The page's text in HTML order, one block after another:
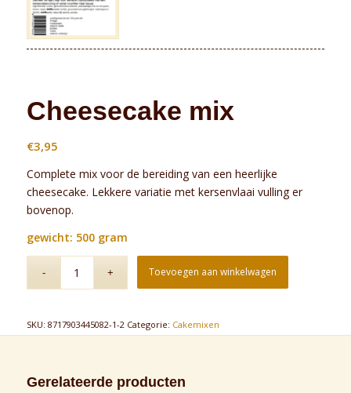
Cheesecake mix
€3,95
Complete mix voor de bereiding van een heerlijke
cheesecake. Lekkere variatie met kersenvlaai vulling er
bovenop.
gewicht: 500 gram
Toevoegen aan winkelwagen
SKU: 8717903445082-1-2 Categorie: Cakemixen
Gerelateerde producten